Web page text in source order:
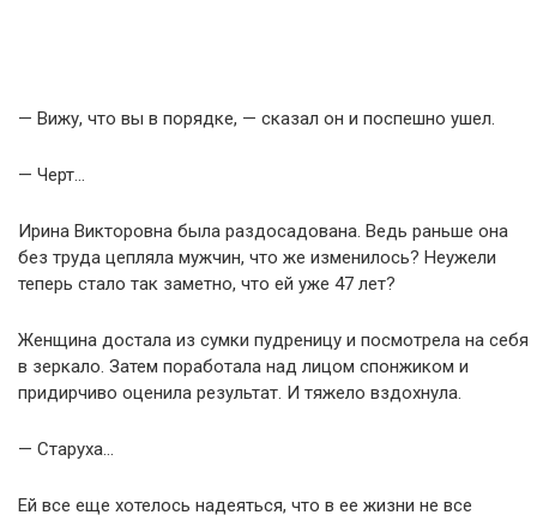
— Вижу, что вы в порядке, — сказал он и поспешно ушел.
— Черт…
Ирина Викторовна была раздосадована. Ведь раньше она
без труда цепляла мужчин, что же изменилось? Неужели
теперь стало так заметно, что ей уже 47 лет?
Женщина достала из сумки пудреницу и посмотрела на себя
в зеркало. Затем поработала над лицом спонжиком и
придирчиво оценила результат. И тяжело вздохнула.
— Старуха…
Ей все еще хотелось надеяться, что в ее жизни не все